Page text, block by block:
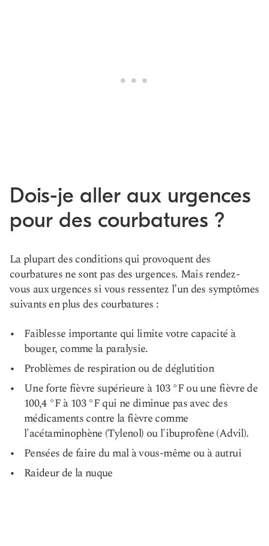
Dois-je aller aux urgences
pour des courbatures ?
La plupart des conditions qui provoquent des
courbatures ne sont pas des urgences. Mais rendez-
vous aux urgences si vous ressentez l’un des symptômes
suivants en plus des courbatures :
Faiblesse importante qui limite votre capacité à
bouger, comme la paralysie.
Problèmes de respiration ou de déglutition
Une forte fièvre supérieure à 103 °F ou une fièvre de
100,4 °F à 103 °F qui ne diminue pas avec des
médicaments contre la fièvre comme
l'acétaminophène (Tylenol) ou l'ibuprofène (Advil).
Pensées de faire du mal à vous-même ou à autrui
Raideur de la nuque